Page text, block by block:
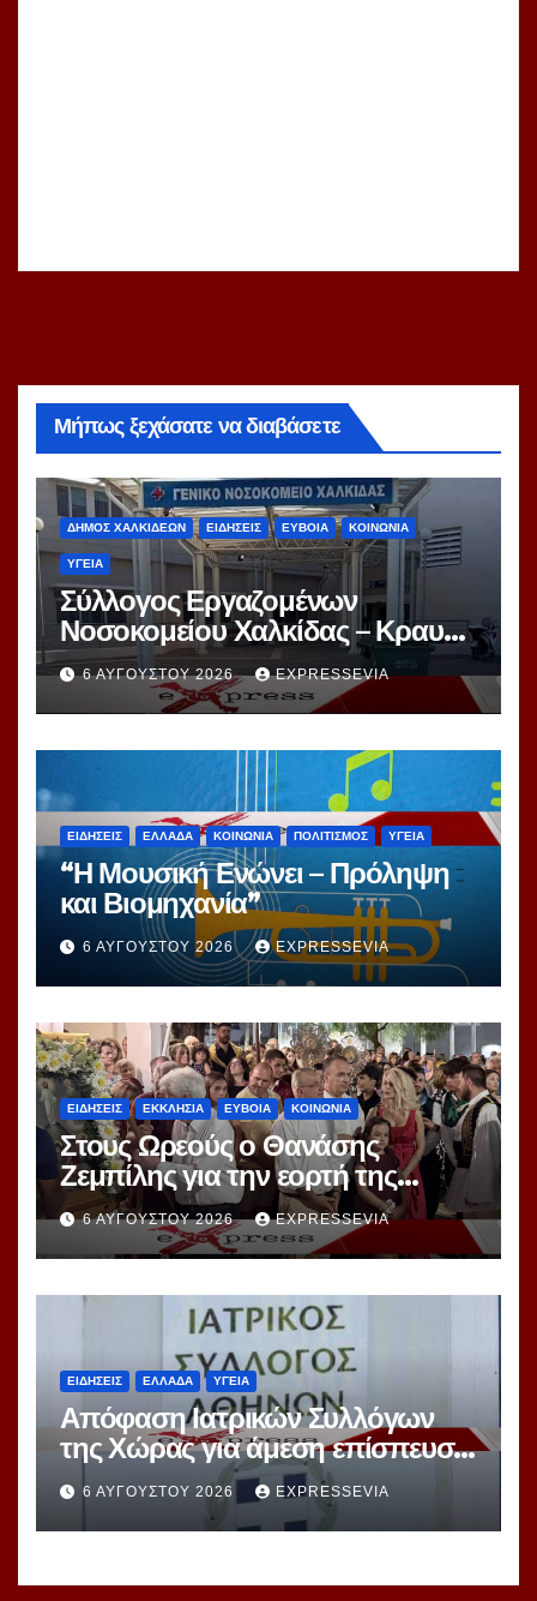
Μήπως ξεχάσατε να διαβάσετε
ΔΗΜΟΣ ΧΑΛΚΙΔΕΩΝ ΕΙΔΗΣΕΙΣ ΕΥΒΟΙΑ ΚΟΙΝΩΝΙΑ
ΥΓΕΙΑ
Σύλλογος Εργαζομένων
Νοσοκομείου Χαλκίδας – Κραυγή
Αγωνίας
6 ΑΥΓΟΎΣΤΟΥ 2026 EXPRESSEVIA
ΕΙΔΗΣΕΙΣ ΕΛΛΑΔΑ ΚΟΙΝΩΝΙΑ ΠΟΛΙΤΙΣΜΟΣ ΥΓΕΙΑ
“Η Μουσική Ενώνει – Πρόληψη
και Βιομηχανία”
6 ΑΥΓΟΎΣΤΟΥ 2026 EXPRESSEVIA
ΕΙΔΗΣΕΙΣ ΕΚΚΛΗΣΙΑ ΕΥΒΟΙΑ ΚΟΙΝΩΝΙΑ
Στους Ωρεούς ο Θανάσης
Ζεμπίλης για την εορτή της
Μεταμορφώσεως Σωτήρος
6 ΑΥΓΟΎΣΤΟΥ 2026 EXPRESSEVIA
ΕΙΔΗΣΕΙΣ ΕΛΛΑΔΑ ΥΓΕΙΑ
Απόφαση Ιατρικών Συλλόγων
της Χώρας για άμεση επίσπευση
Διαδικασιών Εκλογών
6 ΑΥΓΟΎΣΤΟΥ 2026 EXPRESSEVIA